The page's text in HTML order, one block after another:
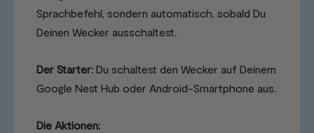
Sprachbefehl, sondern automatisch, sobald Du
Deinen Wecker ausschaltest.
Der Starter: Du schaltest den Wecker auf Deinem
Google Nest Hub oder Android-Smartphone aus.
Die Aktionen: